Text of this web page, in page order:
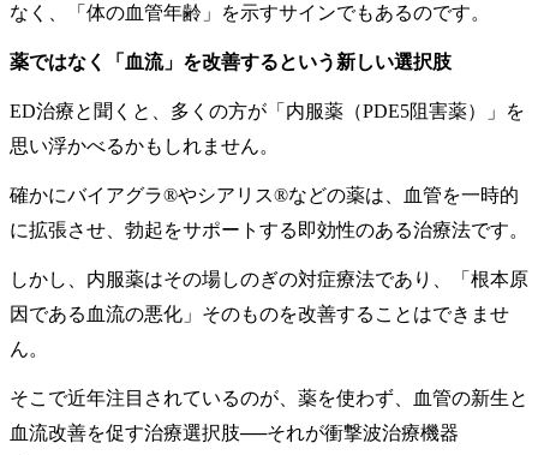
なく、「体の血管年齢」を示すサインでもあるのです。
薬ではなく「血流」を改善するという新しい選択肢
ED治療と聞くと、多くの方が「内服薬（PDE5阻害薬）」を
思い浮かべるかもしれません。
確かにバイアグラ®やシアリス®などの薬は、血管を一時的
に拡張させ、勃起をサポートする即効性のある治療法です。
しかし、内服薬はその場しのぎの対症療法であり、「根本原
因である血流の悪化」そのものを改善することはできませ
ん。
そこで近年注目されているのが、薬を使わず、血管の新生と
血流改善を促す治療選択肢──それが衝撃波治療機器